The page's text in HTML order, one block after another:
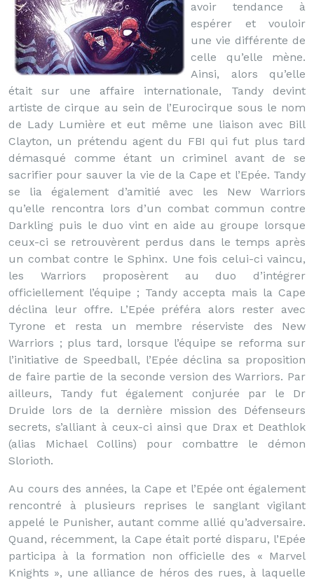
avoir tendance à
espérer et vouloir
une vie différente de
celle qu’elle mène.
Ainsi, alors qu’elle
était sur une affaire internationale, Tandy devint
artiste de cirque au sein de l’Eurocirque sous le nom
de Lady Lumière et eut même une liaison avec Bill
Clayton, un prétendu agent du FBI qui fut plus tard
démasqué comme étant un criminel avant de se
sacrifier pour sauver la vie de la Cape et l’Epée. Tandy
se lia également d’amitié avec les New Warriors
qu’elle rencontra lors d’un combat commun contre
Darkling puis le duo vint en aide au groupe lorsque
ceux-ci se retrouvèrent perdus dans le temps après
un combat contre le Sphinx. Une fois celui-ci vaincu,
les Warriors proposèrent au duo d’intégrer
officiellement l’équipe ; Tandy accepta mais la Cape
déclina leur offre. L’Epée préféra alors rester avec
Tyrone et resta un membre réserviste des New
Warriors ; plus tard, lorsque l’équipe se reforma sur
l’initiative de Speedball, l’Epée déclina sa proposition
de faire partie de la seconde version des Warriors. Par
ailleurs, Tandy fut également conjurée par le Dr
Druide lors de la dernière mission des Défenseurs
secrets, s’alliant à ceux-ci ainsi que Drax et Deathlok
(alias Michael Collins) pour combattre le démon
Slorioth.
Au cours des années, la Cape et l’Epée ont également
rencontré à plusieurs reprises le sanglant vigilant
appelé le Punisher, autant comme allié qu’adversaire.
Quand, récemment, la Cape était porté disparu, l’Epée
participa à la formation non officielle des « Marvel
Knights », une alliance de héros des rues, à laquelle